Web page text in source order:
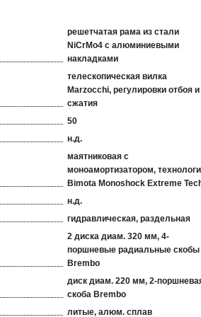
решетчатая рама из стали
NiCrMo4 с алюминиевыми
накладками
телескопическая вилка
Marzocchi, регулировки отбоя и
сжатия
50
н.д.
маятниковая с
моноамортизатором,
Bimota Monoshock Extreme
н.д.
гидравлическая, раздельная
2 диска диам. 320 мм, 4-
поршневые радиальные скобы
Brembo
диск диам. 220 мм, 2-
скоба Brembo
литые, алюм. сплав